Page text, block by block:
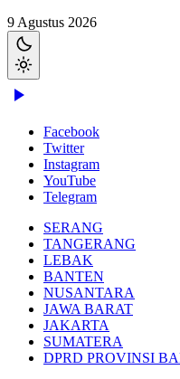
9 Agustus 2026
Facebook
Twitter
Instagram
YouTube
Telegram
SERANG
TANGERANG
LEBAK
BANTEN
NUSANTARA
JAWA BARAT
JAKARTA
SUMATERA
DPRD PROVINSI